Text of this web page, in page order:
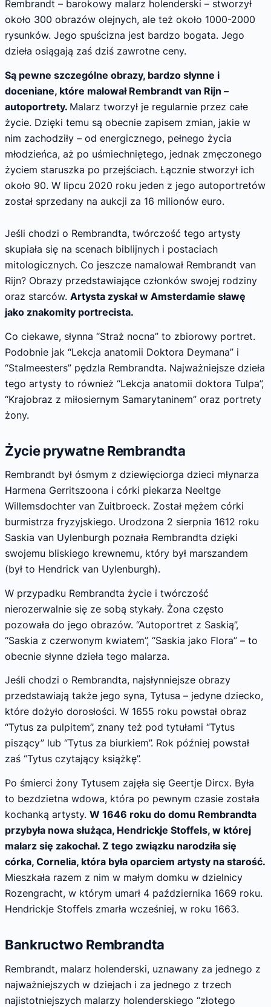
Rembrandt – barokowy malarz holenderski – stworzył
około 300 obrazów olejnych, ale też około 1000-2000
rysunków. Jego spuścizna jest bardzo bogata. Jego
dzieła osiągają zaś dziś zawrotne ceny.
Są pewne szczególne obrazy, bardzo słynne i
doceniane, które malował Rembrandt van Rijn –
autoportrety. Malarz tworzył je regularnie przez całe
życie. Dzięki temu są obecnie zapisem zmian, jakie w
nim zachodziły – od energicznego, pełnego życia
młodzieńca, aż po uśmiechniętego, jednak zmęczonego
życiem staruszka po przejściach. Łącznie stworzył ich
około 90. W lipcu 2020 roku jeden z jego autoportretów
został sprzedany na aukcji za 16 milionów euro.
Jeśli chodzi o Rembrandta, twórczość tego artysty
skupiała się na scenach biblijnych i postaciach
mitologicznych. Co jeszcze namalował Rembrandt van
Rijn? Obrazy przedstawiające członków swojej rodziny
oraz starców. Artysta zyskał w Amsterdamie sławę
jako znakomity portrecista.
Co ciekawe, słynna “Straż nocna” to zbiorowy portret.
Podobnie jak “Lekcja anatomii Doktora Deymana” i
“Stalmeesters” pędzla Rembrandta. Najważniejsze dzieła
tego artysty to również “Lekcja anatomii doktora Tulpa”,
“Krajobraz z miłosiernym Samarytaninem” oraz portrety
żony.
Życie prywatne Rembrandta
Rembrandt był ósmym z dziewięciorga dzieci młynarza
Harmena Gerritszoona i córki piekarza Neeltge
Willemsdochter van Zuitbroeck. Został mężem córki
burmistrza fryzyjskiego. Urodzona 2 sierpnia 1612 roku
Saskia van Uylenburgh poznała Rembrandta dzięki
swojemu bliskiego krewnemu, który był marszandem
(był to Hendrick van Uylenburgh).
W przypadku Rembrandta życie i twórczość
nierozerwalnie się ze sobą stykały. Żona często
pozowała do jego obrazów. “Autoportret z Saskią”,
“Saskia z czerwonym kwiatem”, “Saskia jako Flora” – to
obecnie słynne dzieła tego malarza.
Jeśli chodzi o Rembrandta, najsłynniejsze obrazy
przedstawiają także jego syna, Tytusa – jedyne dziecko,
które dożyło dorosłości. W 1655 roku powstał obraz
“Tytus za pulpitem”, znany też pod tytułami “Tytus
piszący” lub “Tytus za biurkiem”. Rok później powstał
zaś “Tytus czytający książkę”.
Po śmierci żony Tytusem zajęła się Geertje Dircx. Była
to bezdzietna wdowa, która po pewnym czasie została
kochanką artysty. W 1646 roku do domu Rembrandta
przybyła nowa służąca, Hendrickje Stoffels, w której
malarz się zakochał. Z tego związku narodziła się
córka, Cornelia, która była oparciem artysty na starość.
Mieszkała razem z nim w małym domku w dzielnicy
Rozengracht, w którym umarł 4 października 1669 roku.
Hendrickje Stoffels zmarła wcześniej, w roku 1663.
Bankructwo Rembrandta
Rembrandt, malarz holenderski, uznawany za jednego z
najważniejszych w dziejach i za jednego z trzech
najistotniejszych malarzy holenderskiego “złotego